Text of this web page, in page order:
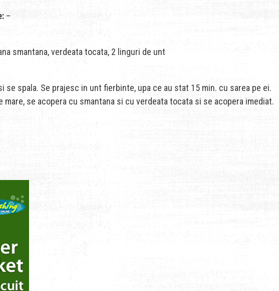
–
smantana, verdeata tocata, 2 linguri de unt
se spala. Se prajesc in unt fierbinte, upa ce au stat 15 min. cu sarea pe ei.
mare, se acopera cu smantana si cu verdeata tocata si se acopera imediat.